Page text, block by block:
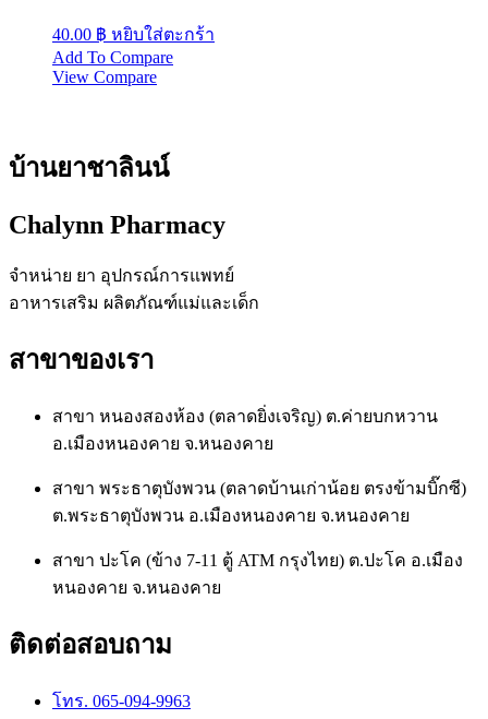
40.00 ฿ หยิบใส่ตะกร้า
Add To Compare
View Compare
บ้านยาชาลินน์
Chalynn Pharmacy
จำหน่าย ยา อุปกรณ์การแพทย์
อาหารเสริม ผลิตภัณฑ์แม่และเด็ก
สาขาของเรา
สาขา หนองสองห้อง (ตลาดยิ่งเจริญ) ต.ค่ายบกหวาน
อ.เมืองหนองคาย จ.หนองคาย
สาขา พระธาตุบังพวน (ตลาดบ้านเก่าน้อย ตรงข้ามบิ๊กซี)
ต.พระธาตุบังพวน อ.เมืองหนองคาย จ.หนองคาย
สาขา ปะโค (ข้าง 7-11 ตู้ ATM กรุงไทย) ต.ปะโค อ.เมือง
หนองคาย จ.หนองคาย
ติดต่อสอบถาม
โทร. 065-094-9963